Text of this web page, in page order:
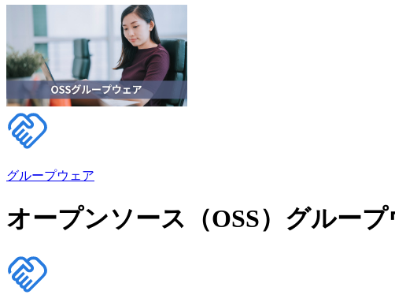
グループウェア
オープンソース（OSS）グルー